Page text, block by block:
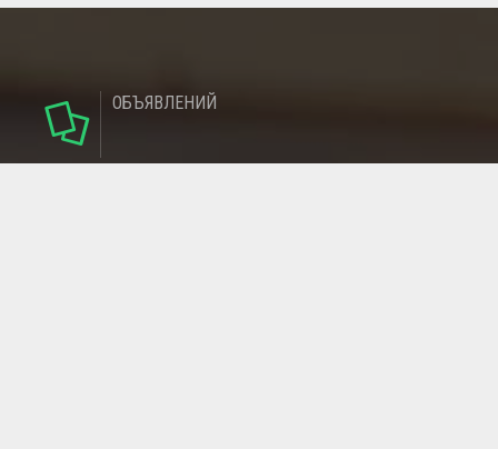
ОБЪЯВЛЕНИЙ